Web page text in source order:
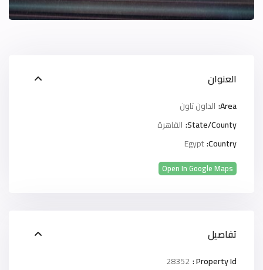
العنوان
Area: الداون تاون
State/County: القاهرة
Country:
Egypt
Open In Google Maps
تفاصيل
Property Id :
28352